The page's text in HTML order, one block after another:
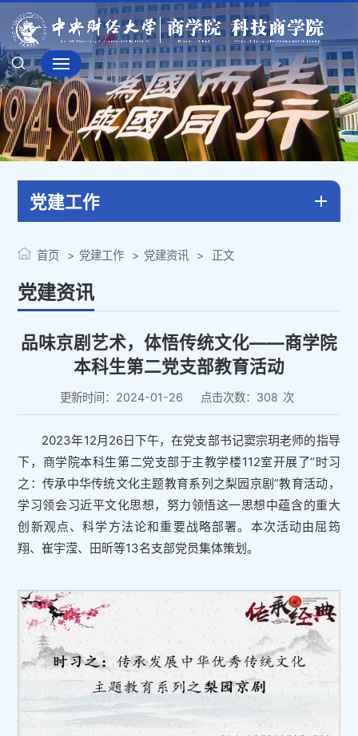
党建工作
党建资讯
首页 党建工作 党建资讯 正文
品味京剧艺术，体悟传统文化——商学院
本科生第二党支部教育活动
更新时间：2024-01-26 点击次数： 308 次
2023年12月26日下午，在党支部书记窦宗玥老师的指导
下，商学院本科生第二党支部于主教学楼112室开展了“时习
之：传承中华传统文化主题教育系列之梨园京剧”教育活动，
学习领会习近平文化思想，努力领悟这一思想中蕴含的重大
创新观点、科学方法论和重要战略部署。本次活动由屈筠
翔、崔宇滢、田昕等13名支部党员集体策划。